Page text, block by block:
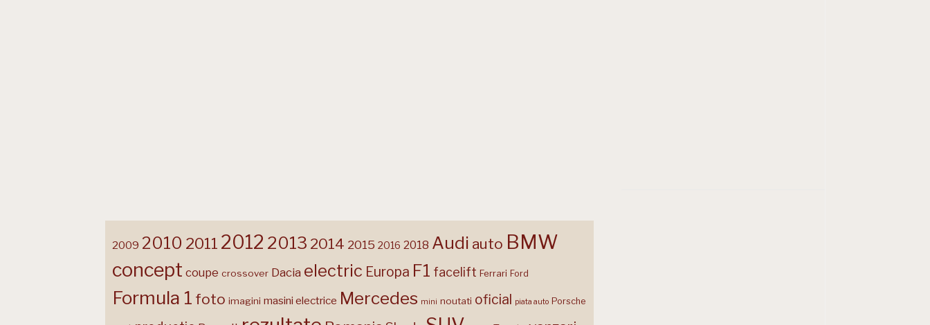
2009 2010 2011 2012 2013 2014 2015 2016 2018 Audi auto BMW
concept coupe crossover Dacia electric Europa F1 facelift Ferrari Ford
Formula 1 foto imagini masini electrice Mercedes mini noutati oficial piata auto Porsche